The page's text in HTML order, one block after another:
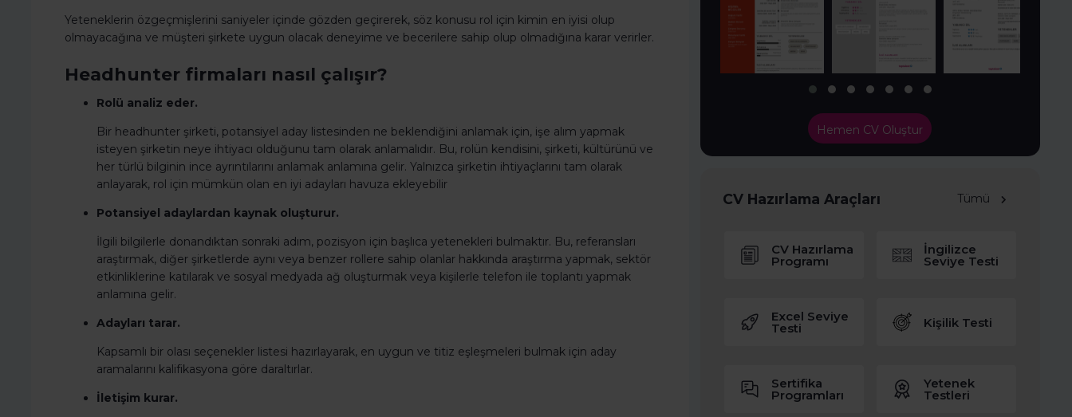
Yeteneklerin özgeçmişlerini saniyeler içinde gözden geçirerek, söz konusu rol için kimin en iyisi olup
olmayacağına ve müşteri şirkete uygun olacak deneyime ve becerilere sahip olup olmadığına karar verirler.
Headhunter firmaları nasıl çalışır?
Rolü analiz eder.
Bir headhunter şirketi, potansiyel aday listesinden ne beklendiğini anlamak için, işe alım yapmak
isteyen şirketin neye ihtiyacı olduğunu tam olarak anlamalıdır. Bu, rolün kendisini, şirketi, kültürünü ve
her türlü bilginin ince ayrıntılarını anlamak anlamına gelir. Yalnızca şirketin ihtiyaçlarını tam olarak
anlayarak, rol için mümkün olan en iyi adayları havuza ekleyebilir
Potansiyel adaylardan kaynak oluşturur.
İlgili bilgilerle donandıktan sonraki adım, pozisyon için başlıca yetenekleri bulmaktır. Bu, referansları
araştırmak, diğer şirketlerde aynı veya benzer rollere sahip olanlar hakkında araştırma yapmak, sektör
etkinliklerine katılarak ve sosyal medyada ağ oluşturmak veya kişilerle telefon ile toplantı yapmak
anlamına gelir.
Adayları tarar.
Kapsamlı bir olası seçenekler listesi hazırlayarak, en uygun ve titiz eşleşmeleri bulmak için aday
aramalarını kalifikasyona göre daraltırlar.
İletişim kurar.
Hemen CV Oluştur
CV Hazırlama Araçları Tümü
CV Hazırlama
Programı
İngilizce
Seviye Testi
Excel Seviye
Testi Kişilik Testi
Sertifika
Programları
Yetenek
Testleri